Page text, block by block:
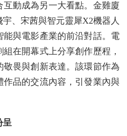
互動成為另一大看點。金雞廈
、宋茜與智元靈犀X2機器人
能與電影產業的前沿對話。電
在開幕式上分享創作歷程，
敬畏與創新表達。該環節作為
作品的交流內容，引發業內與
呈